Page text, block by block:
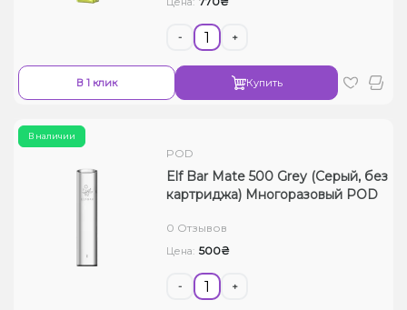
- +
В 1 клик Купить
В наличии
POD
Elf Bar Mate 500 Grey (Серый, без
картриджа) Многоразовый POD
0 Отзывов
Цена: 500₴
- +